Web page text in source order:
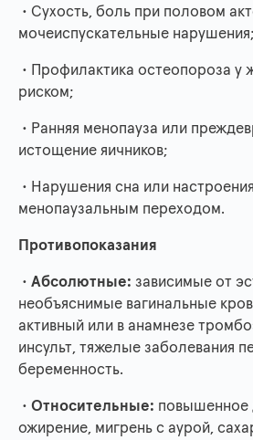
• Сухость, боль при половом
мочеиспускательные нарушения;
• Профилактика остеопороза у
риском;
• Ранняя менопауза или
истощение яичников;
• Нарушения сна или
менопаузальным переходом.
Противопоказания
• Абсолютные: зависимые от
необъяснимые вагинальные
активный или в анамнезе
инсульт, тяжелые заболевания
беременность.
• Относительные: повышенное
ожирение, мигрень с аурой,